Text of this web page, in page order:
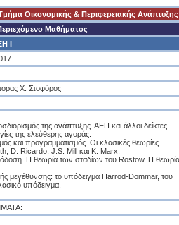
Οικονομικής & Περιφερειακής Ανάπτυξης
Μαθήματος
Ι
Χ. Στοφόρος
της ανάπτυξης. ΑΕΠ και άλλοι δείκτες.
της ελεύθερης αγοράς.
και προγραμματισμός. Οι κλασικές θεωρίες
D. Ricardo, J.S. Mill και K. Marx.
Η θεωρία των σταδίων του Rostow. Η θεωρία
μεγέθυνσης: το υπόδειγμα Harrod-Dommar, του
υπόδειγμα.